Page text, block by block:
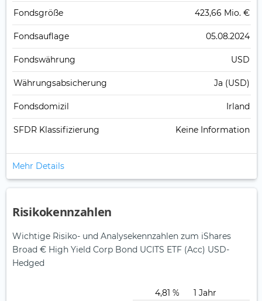
Fonds­größe 423,66 Mio. €
Fonds­auflage 05.08.2024
Fonds­währung USD
Währungsabsicherung Ja (USD)
Fondsdomizil Irland
SFDR Klassifizierung Keine Information
Mehr Details
Risikokennzahlen
Wichtige Risiko- und Analysekennzahlen zum iShares
Broad € High Yield Corp Bond UCITS ETF (Acc) USD-
Hedged
4,81 %
1 Jahr